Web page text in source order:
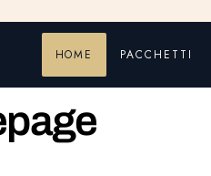
HOME PACCHETTI